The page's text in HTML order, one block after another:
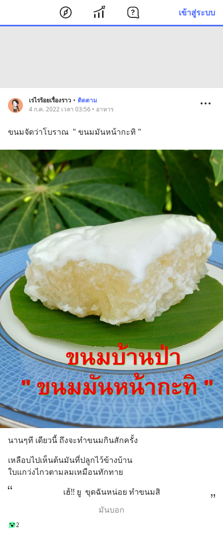
เข้าสู่ระบบ
เรไรร้อยเรื่องราว • ติดตาม
4 ก.ค. 2022 เวลา 03:56 • อาหาร
ขนมจัดว่าโบราณ  " ขนมมันหน้ากะทิ "
นานๆที เดียวนี้ ถึงจะทำขนมกินสักครั้ง
เหลือบไปเห็นต้นมันที่ปลูกไว้ข้างบ้าน
ใบแกว่งไกวตามลมเหมือนทักทาย
เฮ้!! ยู  ขุดฉันหน่อย ทำขนมสิ
มันบอก
2